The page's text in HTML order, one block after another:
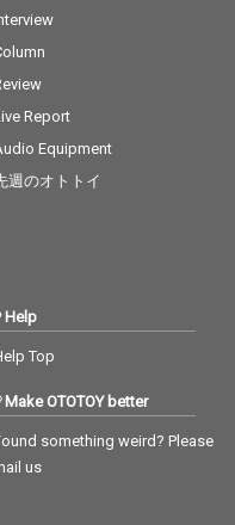
Report
Equipment
週のオトトイ
Help
Top
Make OTOTOY better
something weird? Please
us